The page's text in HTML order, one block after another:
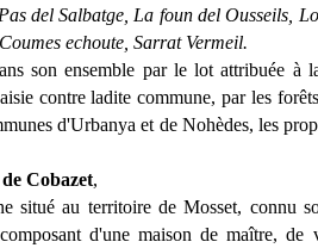
del Salbatge, La foun del Ousseils,
echoute, Sarrat Vermeil.
son ensemble par le lot attribuée à
contre ladite commune, par les
d'Urbanya et de Nohèdes, les
Cobazet,
situé au territoire de Mosset, connu
d'une maison de maître,